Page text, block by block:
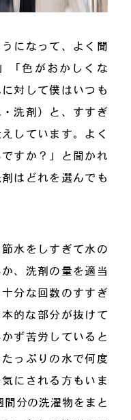
になって、よく聞
「色がおかしくな
対して僕はいつも
洗剤）と、すすぎ
しています。よく
すか？」と聞かれ
はどれを選んでも
水をしすぎて水の
、洗剤の量を適当
分な回数のすすぎ
的な部分が抜けて
ず苦労していると
っぷりの水で何度
にされる方もいま
分の洗濯物をまと